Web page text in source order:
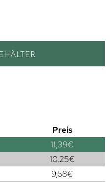
Preis
11,39€
10,25€
9,68€